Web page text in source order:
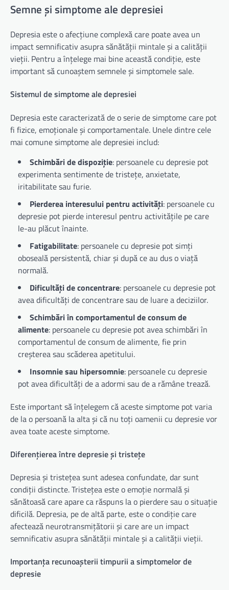
Semne și simptome ale depresiei
Depresia este o afecțiune complexă care poate avea un
impact semnificativ asupra sănătății mintale și a calității
vieții. Pentru a înțelege mai bine această condiție, este
important să cunoaștem semnele și simptomele sale.
Sistemul de simptome ale depresiei
Depresia este caracterizată de o serie de simptome care pot
fi fizice, emoționale și comportamentale. Unele dintre cele
mai comune simptome ale depresiei includ:
Schimbări de dispoziție: persoanele cu depresie pot
experimenta sentimente de tristețe, anxietate,
iritabilitate sau furie.
Pierderea interesului pentru activități: persoanele cu
depresie pot pierde interesul pentru activitățile pe care
le-au plăcut înainte.
Fatigabilitate: persoanele cu depresie pot simți
oboseală persistentă, chiar și după ce au dus o viață
normală.
Dificultăți de concentrare: persoanele cu depresie pot
avea dificultăți de concentrare sau de luare a deciziilor.
Schimbări în comportamentul de consum de
alimente: persoanele cu depresie pot avea schimbări în
comportamentul de consum de alimente, fie prin
creșterea sau scăderea apetitului.
Insomnie sau hipersomnie: persoanele cu depresie
pot avea dificultăți de a adormi sau de a rămâne trează.
Este important să înțelegem că aceste simptome pot varia
de la o persoană la alta și că nu toți oamenii cu depresie vor
avea toate aceste simptome.
Diferențierea între depresie și tristețe
Depresia și tristețea sunt adesea confundate, dar sunt
condiții distincte. Tristețea este o emoție normală și
sănătoasă care apare ca răspuns la o pierdere sau o situație
dificilă. Depresia, pe de altă parte, este o condiție care
afectează neurotransmițătorii și care are un impact
semnificativ asupra sănătății mintale și a calității vieții.
Importanța recunoașterii timpurii a simptomelor de
depresie